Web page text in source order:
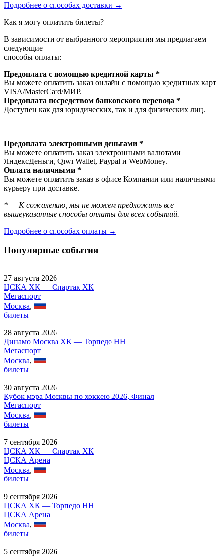
Подробнее о способах доставки →
Как я могу оплатить билеты?
В зависимости от выбранного мероприятия мы предлагаем
следующие
способы оплаты:
Предоплата с помощью кредитной карты *
Вы можете оплатить заказ онлайн с помощью кредитных карт
VISA/MasterСard/МИР.
Предоплата посредством банковского перевода *
Доступен как для юридических, так и для физических лиц.
Предоплата электронными деньгами *
Вы можете оплатить заказ электронными валютами
ЯндексДеньги, Qiwi Wallet, Paypal и WebMoney.
Оплата наличными *
Вы можете оплатить заказ в офисе Компании или наличными
курьеру при доставке.
* — К сожалению, мы не можем предложить все
вышеуказанные способы оплаты для всех событий.
Подробнее о способах оплаты →
Популярные события
27 августа 2026
ЦСКА ХК — Спартак ХК
Мегаспорт
Москва,
билеты
28 августа 2026
Динамо Москва ХК — Торпедо НН
Мегаспорт
Москва,
билеты
30 августа 2026
Кубок мэра Москвы по хоккею 2026, Финал
Мегаспорт
Москва,
билеты
7 сентября 2026
ЦСКА ХК — Спартак ХК
ЦСКА Арена
Москва,
билеты
9 сентября 2026
ЦСКА ХК — Торпедо НН
ЦСКА Арена
Москва,
билеты
5 сентября 2026